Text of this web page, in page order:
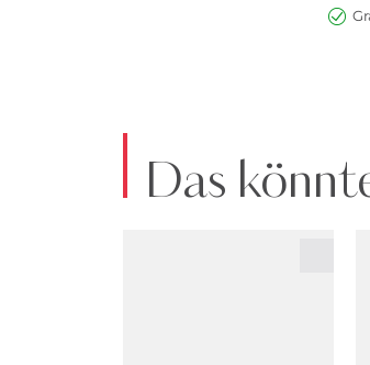
Das